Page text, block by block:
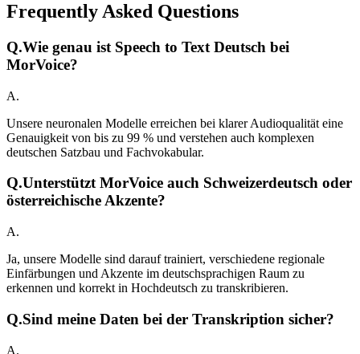
Frequently Asked Questions
Q.Wie genau ist Speech to Text Deutsch bei
MorVoice?
A.
Unsere neuronalen Modelle erreichen bei klarer Audioqualität eine
Genauigkeit von bis zu 99 % und verstehen auch komplexen
deutschen Satzbau und Fachvokabular.
Q.Unterstützt MorVoice auch Schweizerdeutsch oder
österreichische Akzente?
A.
Ja, unsere Modelle sind darauf trainiert, verschiedene regionale
Einfärbungen und Akzente im deutschsprachigen Raum zu
erkennen und korrekt in Hochdeutsch zu transkribieren.
Q.Sind meine Daten bei der Transkription sicher?
A.